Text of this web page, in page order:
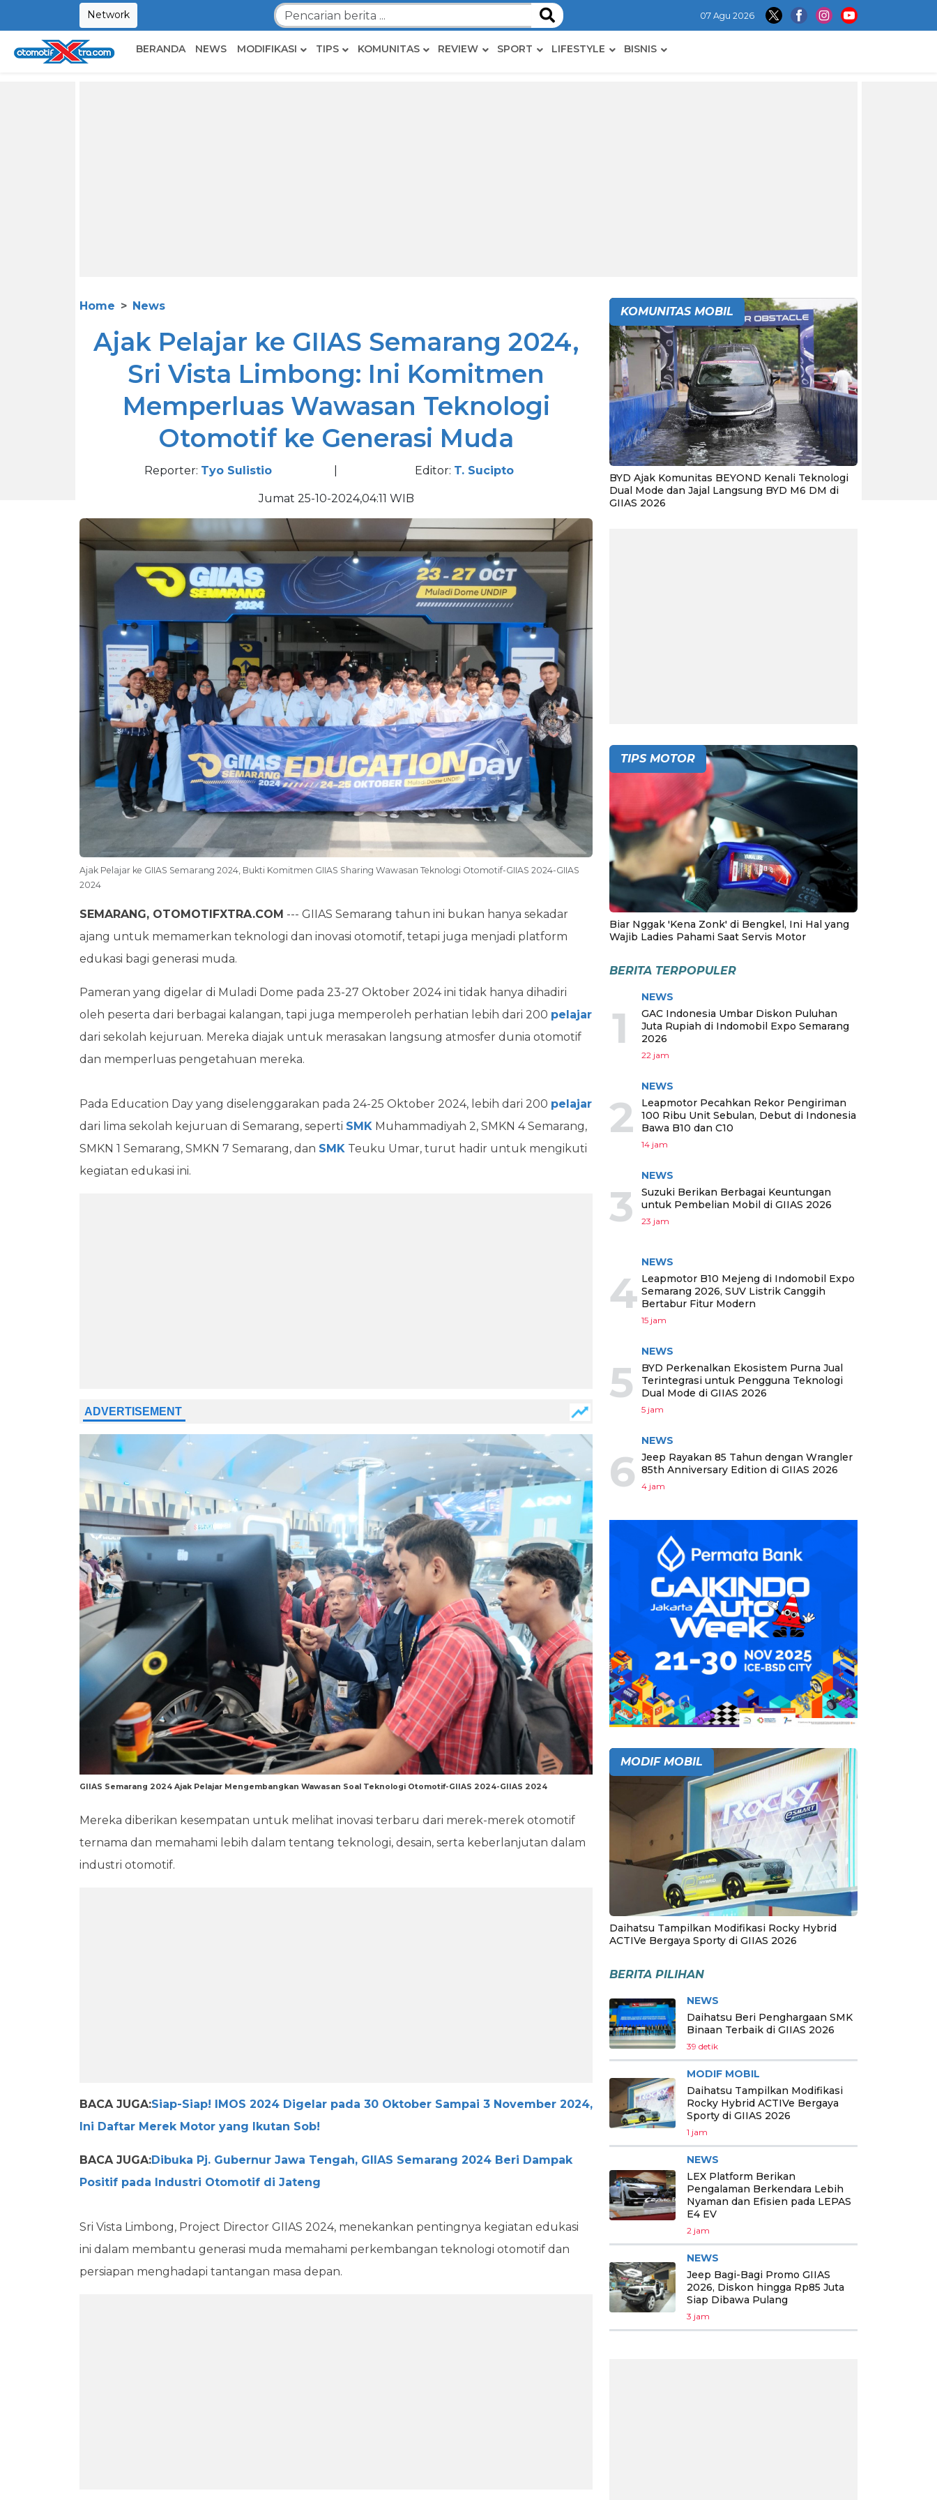
Network 07 Agu 2026
BERANDA NEWS MODIFIKASI TIPS KOMUNITAS REVIEW SPORT LIFESTYLE BISNIS
Home News
Ajak Pelajar ke GIIAS Semarang 2024,
Sri Vista Limbong: Ini Komitmen
Memperluas Wawasan Teknologi
Otomotif ke Generasi Muda
Reporter: Tyo Sulistio Editor: T. Sucipto
Jumat 25-10-2024,04:11 WIB
Ajak Pelajar ke GIIAS Semarang 2024, Bukti Komitmen GIIAS Sharing Wawasan Teknologi Otomotif-GIIAS 2024-GIIAS
2024
SEMARANG, OTOMOTIFXTRA.COM --- GIIAS Semarang tahun ini bukan hanya sekadar
ajang untuk memamerkan teknologi dan inovasi otomotif, tetapi juga menjadi platform
edukasi bagi generasi muda.
Pameran yang digelar di Muladi Dome pada 23-27 Oktober 2024 ini tidak hanya dihadiri
oleh peserta dari berbagai kalangan, tapi juga memperoleh perhatian lebih dari 200 pelajar
dari sekolah kejuruan. Mereka diajak untuk merasakan langsung atmosfer dunia otomotif
dan memperluas pengetahuan mereka.
Pada Education Day yang diselenggarakan pada 24-25 Oktober 2024, lebih dari 200 pelajar
dari lima sekolah kejuruan di Semarang, seperti SMK Muhammadiyah 2, SMKN 4 Semarang,
SMKN 1 Semarang, SMKN 7 Semarang, dan SMK Teuku Umar, turut hadir untuk mengikuti
kegiatan edukasi ini.
GIIAS Semarang 2024 Ajak Pelajar Mengembangkan Wawasan Soal Teknologi Otomotif-GIIAS 2024-GIIAS 2024
Mereka diberikan kesempatan untuk melihat inovasi terbaru dari merek-merek otomotif
ternama dan memahami lebih dalam tentang teknologi, desain, serta keberlanjutan dalam
industri otomotif.
BACA JUGA:Siap-Siap! IMOS 2024 Digelar pada 30 Oktober Sampai 3 November 2024,
Ini Daftar Merek Motor yang Ikutan Sob!
BACA JUGA:Dibuka Pj. Gubernur Jawa Tengah, GIIAS Semarang 2024 Beri Dampak
Positif pada Industri Otomotif di Jateng
Sri Vista Limbong, Project Director GIIAS 2024, menekankan pentingnya kegiatan edukasi
ini dalam membantu generasi muda memahami perkembangan teknologi otomotif dan
persiapan menghadapi tantangan masa depan.
KOMUNITAS MOBIL
BYD Ajak Komunitas BEYOND Kenali Teknologi
Dual Mode dan Jajal Langsung BYD M6 DM di
GIIAS 2026
TIPS MOTOR
Biar Nggak 'Kena Zonk' di Bengkel, Ini Hal yang
Wajib Ladies Pahami Saat Servis Motor
BERITA TERPOPULER
1
NEWS
GAC Indonesia Umbar Diskon Puluhan
Juta Rupiah di Indomobil Expo Semarang
2026
22 jam
2
NEWS
Leapmotor Pecahkan Rekor Pengiriman
100 Ribu Unit Sebulan, Debut di Indonesia
Bawa B10 dan C10
14 jam
3
NEWS
Suzuki Berikan Berbagai Keuntungan
untuk Pembelian Mobil di GIIAS 2026
23 jam
4
NEWS
Leapmotor B10 Mejeng di Indomobil Expo
Semarang 2026, SUV Listrik Canggih
Bertabur Fitur Modern
15 jam
5
NEWS
BYD Perkenalkan Ekosistem Purna Jual
Terintegrasi untuk Pengguna Teknologi
Dual Mode di GIIAS 2026
5 jam
6
NEWS
Jeep Rayakan 85 Tahun dengan Wrangler
85th Anniversary Edition di GIIAS 2026
4 jam
MODIF MOBIL
Daihatsu Tampilkan Modifikasi Rocky Hybrid
ACTIVe Bergaya Sporty di GIIAS 2026
BERITA PILIHAN
NEWS
Daihatsu Beri Penghargaan SMK
Binaan Terbaik di GIIAS 2026
39 detik
MODIF MOBIL
Daihatsu Tampilkan Modifikasi
Rocky Hybrid ACTIVe Bergaya
Sporty di GIIAS 2026
1 jam
NEWS
LEX Platform Berikan
Pengalaman Berkendara Lebih
Nyaman dan Efisien pada LEPAS
E4 EV
2 jam
NEWS
Jeep Bagi-Bagi Promo GIIAS
2026, Diskon hingga Rp85 Juta
Siap Dibawa Pulang
3 jam